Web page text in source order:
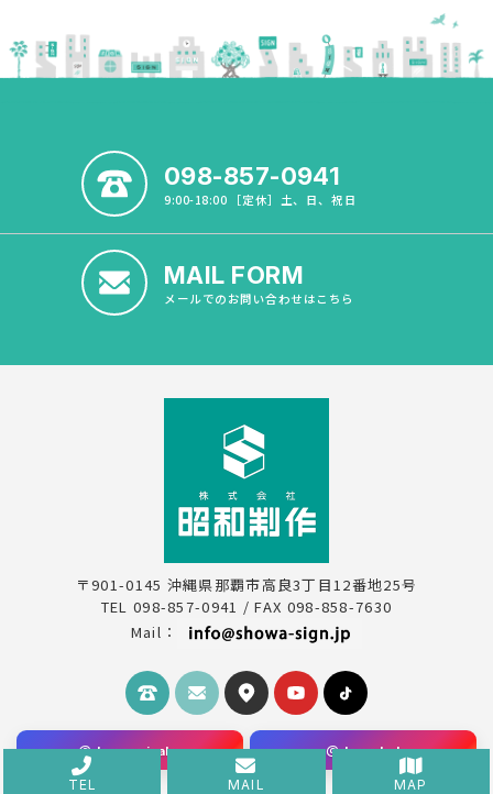
098-857-0941
9:00-18:00 ［定休］土、日、祝日
MAIL FORM
メールでのお問い合わせはこちら
〒901-0145 沖縄県那覇市高良3丁目12番地25号
TEL 098-857-0941 / FAX 098-858-7630
Mail：
＠showaseisaku ＠showaled
TEL MAIL MAP